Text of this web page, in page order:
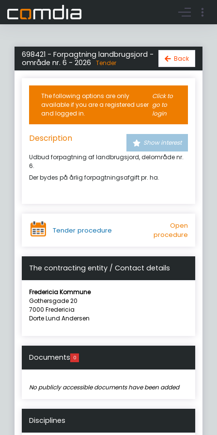
Go to login Register account
698421 - Forpagtning landbrugsjord -
område nr. 6 - 2026
Tender
Back
The following options are only
available if you are a registered user
and logged in.
Click to
go to
login
Show interest
Description
Udbud forpagtning af landbrugsjord, delområde nr.
6.
Der bydes på årlig forpagtningsafgift pr. ha.
Tender procedure
Open
procedure
The contracting entity / Contact details
Fredericia Kommune
Gothersgade 20
7000 Fredericia
Dorte Lund Andersen
Documents 0
No publicly accessible documents have been added
Disciplines